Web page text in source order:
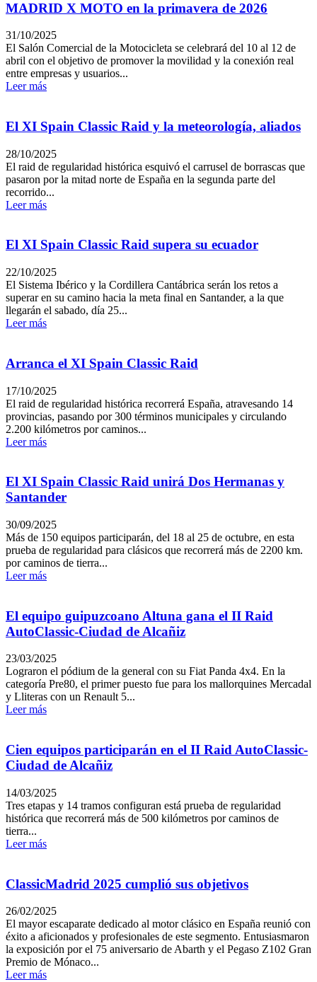
MADRID X MOTO en la primavera de 2026
31/10/2025
El Salón Comercial de la Motocicleta se celebrará del 10 al 12 de
abril con el objetivo de promover la movilidad y la conexión real
entre empresas y usuarios...
Leer más
El XI Spain Classic Raid y la meteorología, aliados
28/10/2025
El raid de regularidad histórica esquivó el carrusel de borrascas que
pasaron por la mitad norte de España en la segunda parte del
recorrido...
Leer más
El XI Spain Classic Raid supera su ecuador
22/10/2025
El Sistema Ibérico y la Cordillera Cantábrica serán los retos a
superar en su camino hacia la meta final en Santander, a la que
llegarán el sabado, día 25...
Leer más
Arranca el XI Spain Classic Raid
17/10/2025
El raid de regularidad histórica recorrerá España, atravesando 14
provincias, pasando por 300 términos municipales y circulando
2.200 kilómetros por caminos...
Leer más
El XI Spain Classic Raid unirá Dos Hermanas y
Santander
30/09/2025
Más de 150 equipos participarán, del 18 al 25 de octubre, en esta
prueba de regularidad para clásicos que recorrerá más de 2200 km.
por caminos de tierra...
Leer más
El equipo guipuzcoano Altuna gana el II Raid
AutoClassic-Ciudad de Alcañiz
23/03/2025
Lograron el pódium de la general con su Fiat Panda 4x4. En la
categoría Pre80, el primer puesto fue para los mallorquines Mercadal
y Lliteras con un Renault 5...
Leer más
Cien equipos participarán en el II Raid AutoClassic-
Ciudad de Alcañiz
14/03/2025
Tres etapas y 14 tramos configuran está prueba de regularidad
histórica que recorrerá más de 500 kilómetros por caminos de
tierra...
Leer más
ClassicMadrid 2025 cumplió sus objetivos
26/02/2025
El mayor escaparate dedicado al motor clásico en España reunió con
éxito a aficionados y profesionales de este segmento. Entusiasmaron
la exposición por el 75 aniversario de Abarth y el Pegaso Z102 Gran
Premio de Mónaco...
Leer más